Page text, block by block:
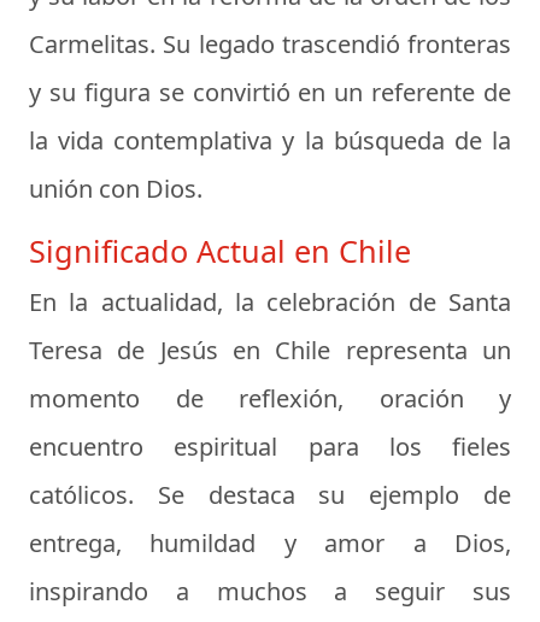
Carmelitas. Su legado trascendió fronteras
y su figura se convirtió en un referente de
la vida contemplativa y la búsqueda de la
unión con Dios.
Significado Actual en Chile
En la actualidad, la celebración de Santa
Teresa de Jesús en Chile representa un
momento de reflexión, oración y
encuentro espiritual para los fieles
católicos. Se destaca su ejemplo de
entrega, humildad y amor a Dios,
inspirando a muchos a seguir sus